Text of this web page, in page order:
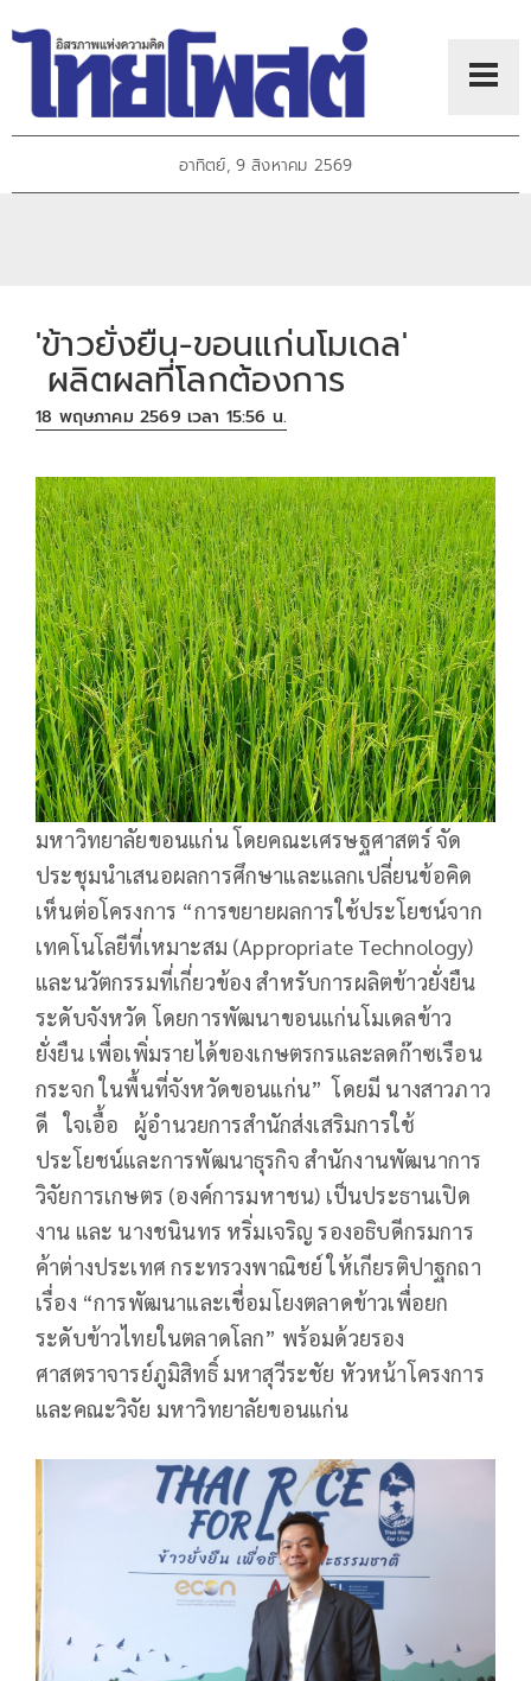
อาทิตย์, 9 สิงหาคม 2569
'ข้าวยั่งยืน-ขอนแก่นโมเดล'
ผลิตผลที่โลกต้องการ
18 พฤษภาคม 2569 เวลา 15:56 น.
มหาวิทยาลัยขอนแก่น โดยคณะเศรษฐศาสตร์ จัด
ประชุมนำเสนอผลการศึกษาและแลกเปลี่ยนข้อคิด
เห็นต่อโครงการ “การขยายผลการใช้ประโยชน์จาก
เทคโนโลยีที่เหมาะสม (Appropriate Technology)
และนวัตกรรมที่เกี่ยวข้อง สำหรับการผลิตข้าวยั่งยืน
ระดับจังหวัด โดยการพัฒนาขอนแก่นโมเดลข้าว
ยั่งยืน เพื่อเพิ่มรายได้ของเกษตรกรและลดก๊าซเรือน
กระจก ในพื้นที่จังหวัดขอนแก่น” โดยมี นางสาวภาว
ดี ใจเอื้อ ผู้อำนวยการสำนักส่งเสริมการใช้
ประโยชน์และการพัฒนาธุรกิจ สำนักงานพัฒนาการ
วิจัยการเกษตร (องค์การมหาชน) เป็นประธานเปิด
งาน และ นางชนินทร หริ่มเจริญ รองอธิบดีกรมการ
ค้าต่างประเทศ กระทรวงพาณิชย์ ให้เกียรติปาฐกถา
เรื่อง “การพัฒนาและเชื่อมโยงตลาดข้าวเพื่อยก
ระดับข้าวไทยในตลาดโลก” พร้อมด้วยรอง
ศาสตราจารย์ภูมิสิทธิ์ มหาสุวีระชัย หัวหน้าโครงการ
และคณะวิจัย มหาวิทยาลัยขอนแก่น